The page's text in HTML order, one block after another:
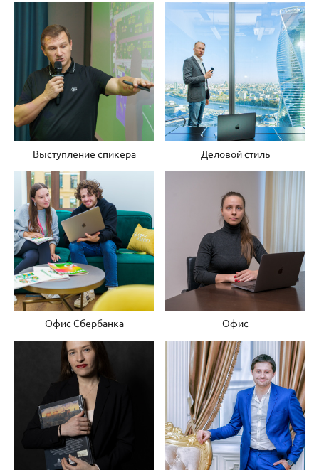
Выступление спикера Деловой стиль
Офис Сбербанка Офис